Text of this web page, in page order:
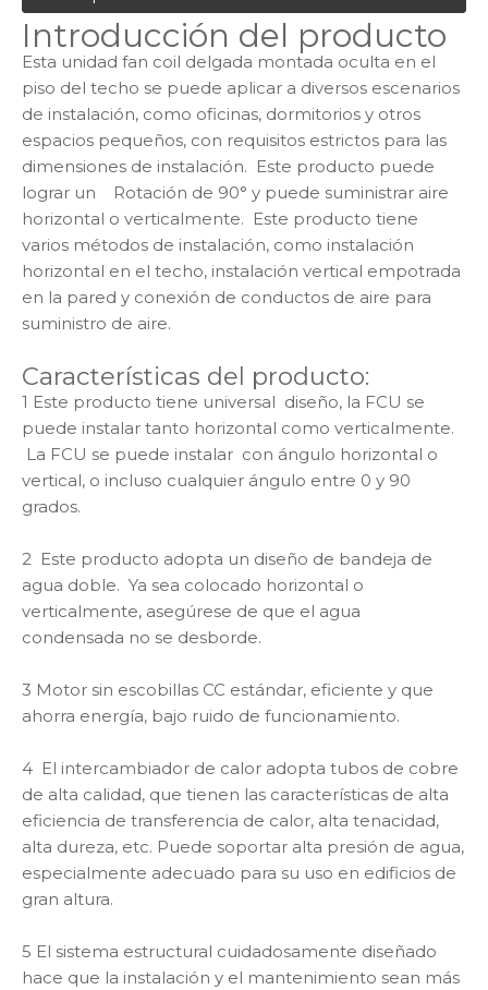
Introducción del producto
Esta unidad fan coil delgada montada oculta en el
piso del techo se puede aplicar a diversos escenarios
de instalación, como oficinas, dormitorios y otros
espacios pequeños, con requisitos estrictos para las
dimensiones de instalación. Este producto puede
lograr un Rotación de 90° y puede suministrar aire
horizontal o verticalmente. Este producto tiene
varios métodos de instalación, como instalación
horizontal en el techo, instalación vertical empotrada
en la pared y conexión de conductos de aire para
suministro de aire.
Características del producto:
1 Este producto tiene universal diseño, la FCU se
puede instalar tanto horizontal como verticalmente.
La FCU se puede instalar con ángulo horizontal o
vertical, o incluso cualquier ángulo entre 0 y 90
grados.
2 Este producto adopta un diseño de bandeja de
agua doble. Ya sea colocado horizontal o
verticalmente, asegúrese de que el agua
condensada no se desborde.
3 Motor sin escobillas CC estándar, eficiente y que
ahorra energía, bajo ruido de funcionamiento.
4 El intercambiador de calor adopta tubos de cobre
de alta calidad, que tienen las características de alta
eficiencia de transferencia de calor, alta tenacidad,
alta dureza, etc. Puede soportar alta presión de agua,
especialmente adecuado para su uso en edificios de
gran altura.
5 El sistema estructural cuidadosamente diseñado
hace que la instalación y el mantenimiento sean más